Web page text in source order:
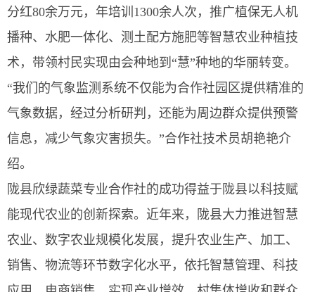
分红80余万元，年培训1300余人次，推广植保无人机
播种、水肥一体化、测土配方施肥等智慧农业种植技
术，带领村民实现由会种地到“慧”种地的华丽转变。
“我们的气象监测系统不仅能为合作社园区提供精准的
气象数据，经过分析研判，还能为周边群众提供预警
信息，减少气象灾害损失。”合作社技术员胡艳艳介
绍。
陇县欣绿蔬菜专业合作社的成功得益于陇县以科技赋
能现代农业的创新探索。近年来，陇县大力推进智慧
农业、数字农业规模化发展，提升农业生产、加工、
销售、物流等环节数字化水平，依托智慧管理、科技